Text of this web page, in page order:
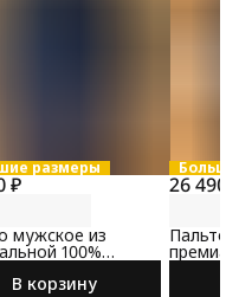
размеры
₽
мужское из
100%
В корзину
26 490
Пальто